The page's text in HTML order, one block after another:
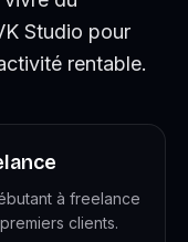
Studio pour
rentable.
à freelance
clients.